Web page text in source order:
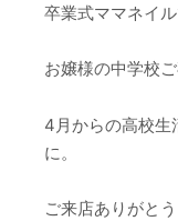
卒業式ママネイル
お嬢様の中学校
4月からの高校生
に。
ご来店ありがと